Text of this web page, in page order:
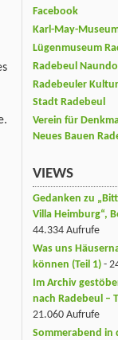
Facebook
Karl-May-
Lügenmuseum
Radebeul
Radebeuler
Stadt Radebeul
Verein für
Neues Bauen
VIEWS
Gedanken zu
Villa Heimburg“,
44.334 Aufrufe
Was uns
können (Teil 1) -
Im Archiv
nach Radebeul –
21.060 Aufrufe
Sommerabend in